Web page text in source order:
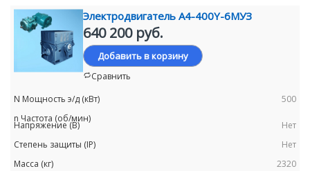
Электродвигатель А4-400Y-6MУЗ
640 200 руб.
Добавить в корзину
Сравнить
500
Нет
Нет
2320